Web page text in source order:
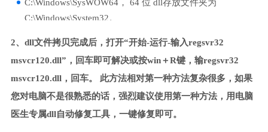
C:\Windows\SysWOW64， 64 位 dll存放文件夹为
C:\Windows\System32。
2、dll文件拷贝完成后，打开“开始-运行-输入regsvr32
msvcr120.dll”，回车即可解决或按win＋R键，输regsvr32
msvcr120.dll，回车。 此方法相对第一种方法复杂很多，如果
您对电脑不是很熟悉的话，强烈建议使用第一种方法，用电脑
医生专属dll自动修复工具，一键修复即可。